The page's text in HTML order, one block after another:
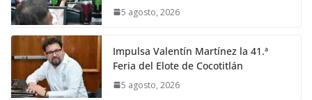
5 agosto, 2026
Impulsa Valentín Martínez la 41.ª
Feria del Elote de Cocotitlán
5 agosto, 2026